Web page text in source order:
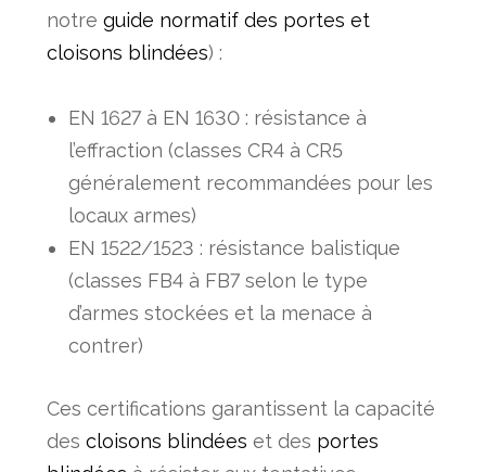
notre guide normatif des portes et
cloisons blindées) :
EN 1627 à EN 1630 : résistance à
l’effraction (classes CR4 à CR5
généralement recommandées pour les
locaux armes)
EN 1522/1523 : résistance balistique
(classes FB4 à FB7 selon le type
d’armes stockées et la menace à
contrer)
Ces certifications garantissent la capacité
des cloisons blindées et des portes